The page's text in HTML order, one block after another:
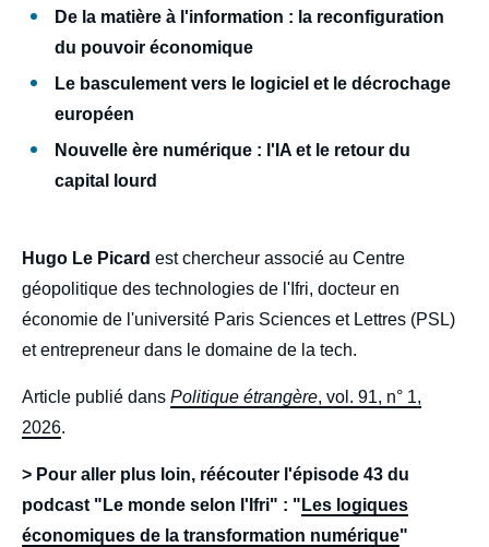
De la matière à l'information : la reconfiguration
du pouvoir économique
Le basculement vers le logiciel et le décrochage
européen
Nouvelle ère numérique : l'IA et le retour du
capital lourd
Hugo Le Picard est chercheur associé au Centre
géopolitique des technologies de l'Ifri, docteur en
économie de l'université Paris Sciences et Lettres (PSL)
et entrepreneur dans le domaine de la tech.
Article publié dans Politique étrangère, vol. 91, n° 1,
2026.
> Pour aller plus loin, réécouter l'épisode 43 du
podcast "Le monde selon l'Ifri" : " Les logiques
économiques de la transformation numérique"
de
Hugo LE PICARD, « Révolution numérique,
chambardement économique », Politique
Copier